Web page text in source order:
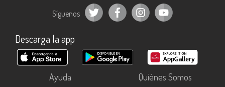
Síguenos
Descarga la app
Ayuda
Quiénes Somos